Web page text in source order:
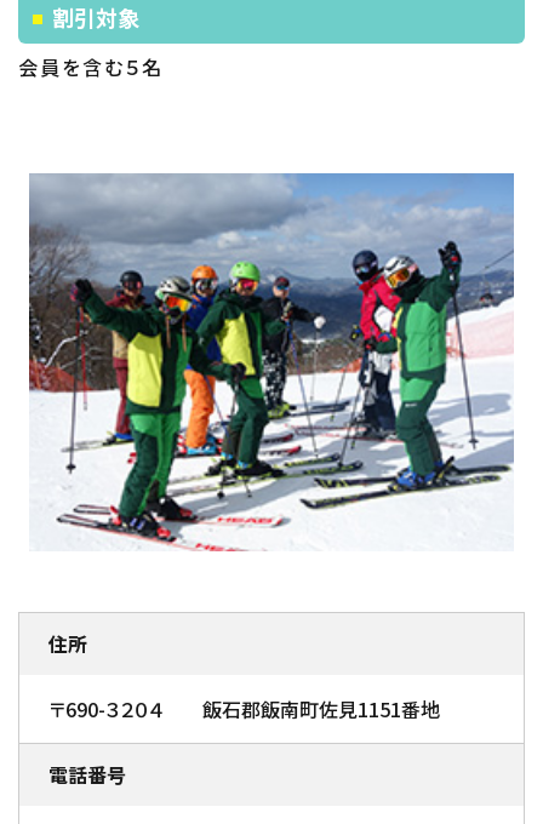
割引対象
会員を含む５名
住所
〒690-３２０４ 飯石郡飯南町佐見1151番地
電話番号